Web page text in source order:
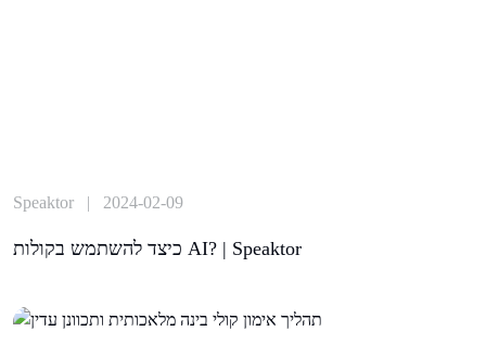
Speaktor | 2024-02-09
כיצד להשתמש בקולות AI? | Speaktor